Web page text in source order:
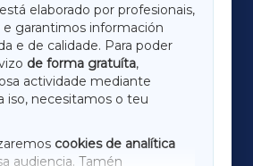
elaborado por profesionais,
garantimos información
e de calidade. Para poder
de forma gratuíta,
actividade mediante
iso, necesitamos o teu
cookies de analítica
audiencia. Tamén
LUGOXA
TERRACHAXA